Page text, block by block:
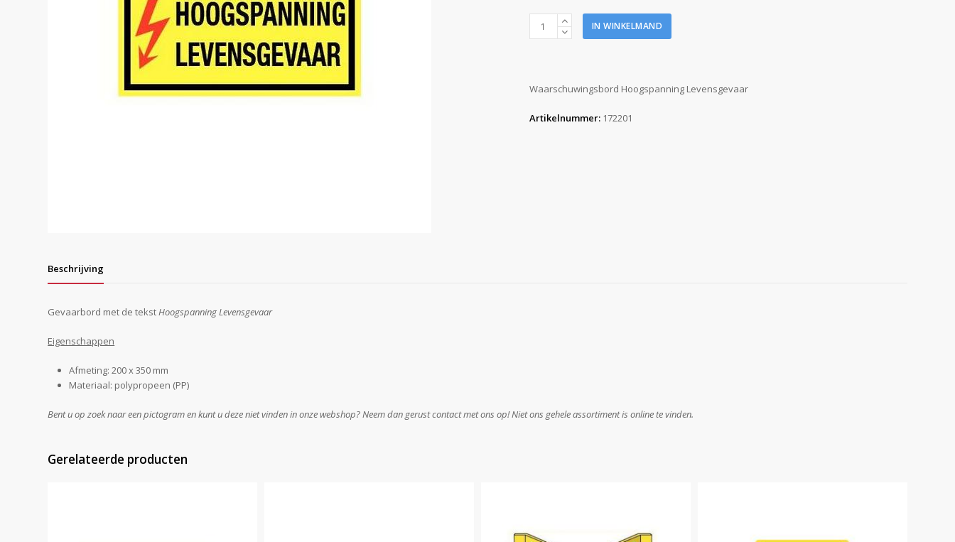
Pictogram
bord
aantal
IN WINKELMAND
Waarschuwingsbord Hoogspanning Levensgevaar
Artikelnummer: 172201
Beschrijving
Gevaarbord met de tekstHoogspanning Levensgevaar
Eigenschappen
Afmeting: 200 x 350 mm
Materiaal: polypropeen (PP)
Bent u op zoek naar een pictogram en kunt u deze niet vinden in onze webshop? Neem dan gerust contact met ons op! Niet ons gehele assortiment is online te vinden.
Gerelateerde producten